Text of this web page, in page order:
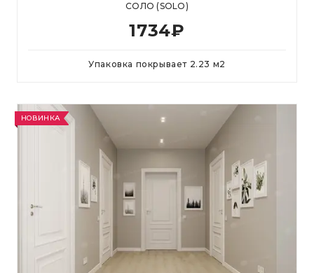
СОЛО (SOLO)
1734₽
Упаковка покрывает 2.23 м2
НОВИНКА